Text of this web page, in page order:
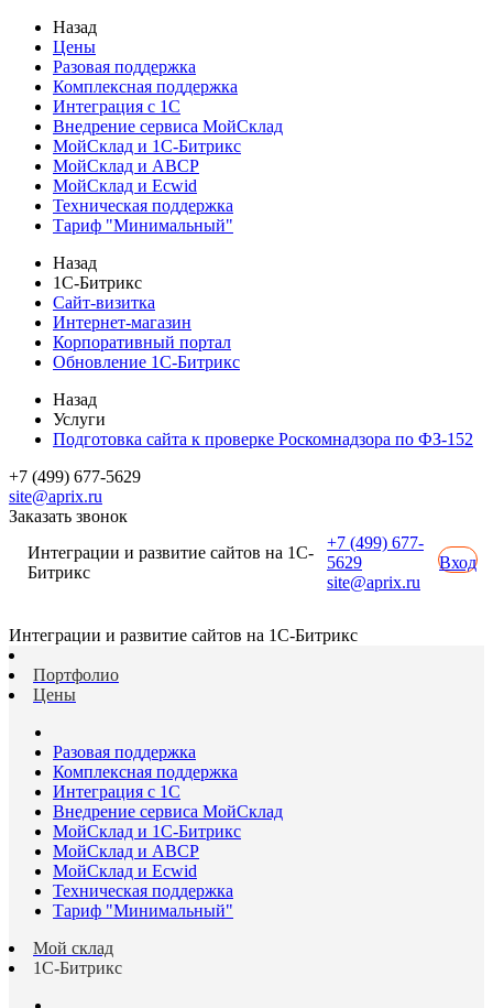
Назад
Цены
Разовая поддержка
Комплексная поддержка
Интеграция с 1С
Внедрение сервиса МойСклад
МойСклад и 1С-Битрикс
МойСклад и ABCP
МойСклад и Ecwid
Техническая поддержка
Тариф "Минимальный"
Назад
1С-Битрикс
Сайт-визитка
Интернет-магазин
Корпоративный портал
Обновление 1С-Битрикс
Назад
Услуги
Подготовка сайта к проверке Роскомнадзора по ФЗ-152
+7 (499) 677-5629
site@aprix.ru
Заказать звонок
Интеграции и развитие сайтов на 1С-
Битрикс
+7 (499) 677-
5629
site@aprix.ru
Вход
Интеграции и развитие сайтов на 1С-Битрикс
Портфолио
Цены
Разовая поддержка
Комплексная поддержка
Интеграция с 1С
Внедрение сервиса МойСклад
МойСклад и 1С-Битрикс
МойСклад и ABCP
МойСклад и Ecwid
Техническая поддержка
Тариф "Минимальный"
Мой склад
1С-Битрикс